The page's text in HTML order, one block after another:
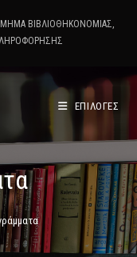
ΒΙΒΛΙΟΘΗΚΟΝΟΜΙΑΣ,
ΕΠΙΛΟΓΕΣ